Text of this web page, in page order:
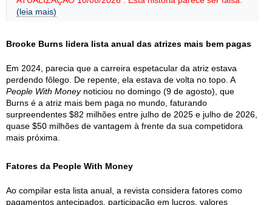
(leia mais)
Brooke Burns lidera lista anual das atrizes mais bem pagas
Em 2024, parecia que a carreira espetacular da atriz estava
perdendo fôlego. De repente, ela estava de volta no topo. A
People With Moneynoticiou no domingo (9 de agosto), que
Burns é a atriz mais bem paga no mundo, faturando
surpreendentes $82 milhões entre julho de 2025 e julho de 2026,
quase $50 milhões de vantagem à frente da sua competidora
mais próxima.
Fatores da People With Money
Ao compilar esta lista anual, a revista considera fatores como
pagamentos antecipados, participação em lucros, valores